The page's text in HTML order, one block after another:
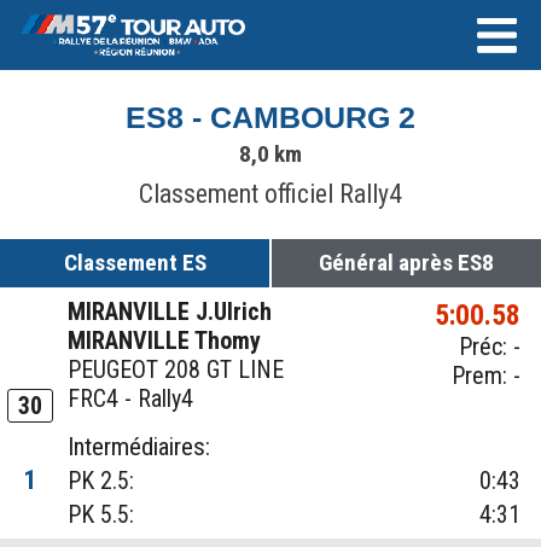
ES8 - CAMBOURG 2
8,0 km
Classement officiel Rally4
Classement ES Général après ES8
30
MIRANVILLE J.Ulrich
MIRANVILLE Thomy
PEUGEOT 208 GT LINE
FRC4 - Rally4
5:00.58
Préc: -
Prem: -
1
Intermédiaires:
PK 2.5:
0:43
PK 5.5:
4:31